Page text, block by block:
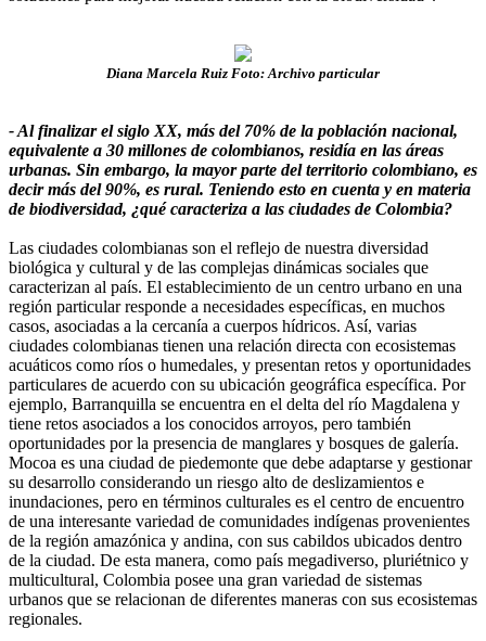
Diana Marcela Ruiz Foto: Archivo particular
- Al finalizar el siglo XX, más del 70% de la población nacional,
equivalente a 30 millones de colombianos, residía en las áreas
urbanas. Sin embargo, la mayor parte del territorio colombiano, es
decir más del 90%, es rural. Teniendo esto en cuenta y en materia
de biodiversidad, ¿qué caracteriza a las ciudades de Colombia?
Las ciudades colombianas son el reflejo de nuestra diversidad
biológica y cultural y de las complejas dinámicas sociales que
caracterizan al país. El establecimiento de un centro urbano en una
región particular responde a necesidades específicas, en muchos
casos, asociadas a la cercanía a cuerpos hídricos. Así, varias
ciudades colombianas tienen una relación directa con ecosistemas
acuáticos como ríos o humedales, y presentan retos y oportunidades
particulares de acuerdo con su ubicación geográfica específica. Por
ejemplo, Barranquilla se encuentra en el delta del río Magdalena y
tiene retos asociados a los conocidos arroyos, pero también
oportunidades por la presencia de manglares y bosques de galería.
Mocoa es una ciudad de piedemonte que debe adaptarse y gestionar
su desarrollo considerando un riesgo alto de deslizamientos e
inundaciones, pero en términos culturales es el centro de encuentro
de una interesante variedad de comunidades indígenas provenientes
de la región amazónica y andina, con sus cabildos ubicados dentro
de la ciudad. De esta manera, como país megadiverso, pluriétnico y
multicultural, Colombia posee una gran variedad de sistemas
urbanos que se relacionan de diferentes maneras con sus ecosistemas
regionales.